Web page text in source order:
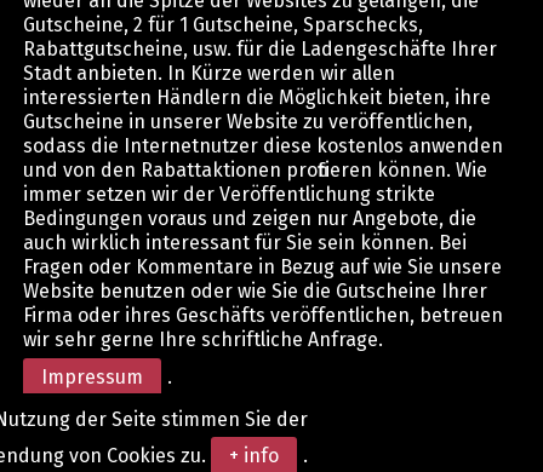
Gutscheine, 2 für 1 Gutscheine, Sparschecks,
Rabattgutscheine, usw. für die Ladengeschäfte Ihrer
Stadt anbieten. In Kürze werden wir allen
interessierten Händlern die Möglichkeit bieten, ihre
Gutscheine in unserer Website zu veröffentlichen,
sodass die Internetnutzer diese kostenlos anwenden
und von den Rabattaktionen profitieren können. Wie
immer setzen wir der Veröffentlichung strikte
Bedingungen voraus und zeigen nur Angebote, die
auch wirklich interessant für Sie sein können. Bei
Fragen oder Kommentare in Bezug auf wie Sie unsere
Website benutzen oder wie Sie die Gutscheine Ihrer
Firma oder ihres Geschäfts veröffentlichen, betreuen
wir sehr gerne Ihre schriftliche Anfrage.
Impressum
.
der Seite stimmen Sie der
von Cookies zu.
+ info .